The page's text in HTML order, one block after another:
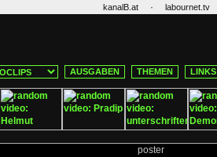
kanalB.at · labournet.tv
AUSGABEN THEMEN LINKS